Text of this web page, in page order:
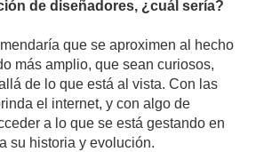
de diseñadores, ¿cuál sería?
que se aproximen al hecho
más amplio, que sean curiosos,
de lo que está al vista. Con las
el internet, y con algo de
a lo que se está gestando en
su historia y evolución.